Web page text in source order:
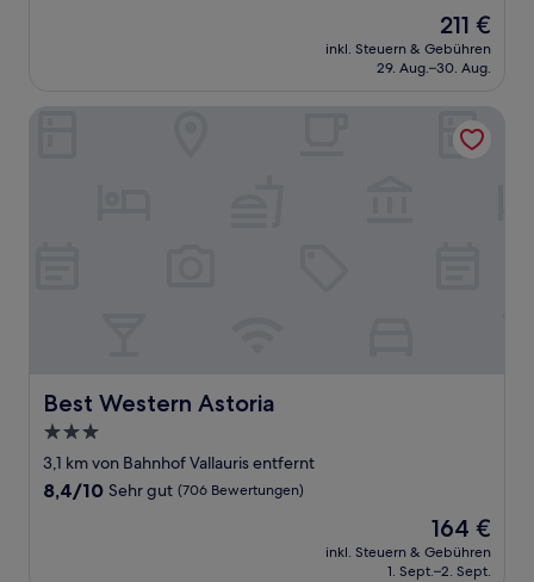
Der
Preis
beträgt
211 €
inkl. Steuern & Gebühren
29. Aug.–30. Aug.
Best Western Astoria
Best Western Astoria
3.0-
Sterne-
Unterkunft
3,1 km von Bahnhof Vallauris entfernt
8.4
8,4/10 Sehr gut (706 Bewertungen)
Der
Preis
beträgt
164 €
inkl. Steuern & Gebühren
1. Sept.–2. Sept.